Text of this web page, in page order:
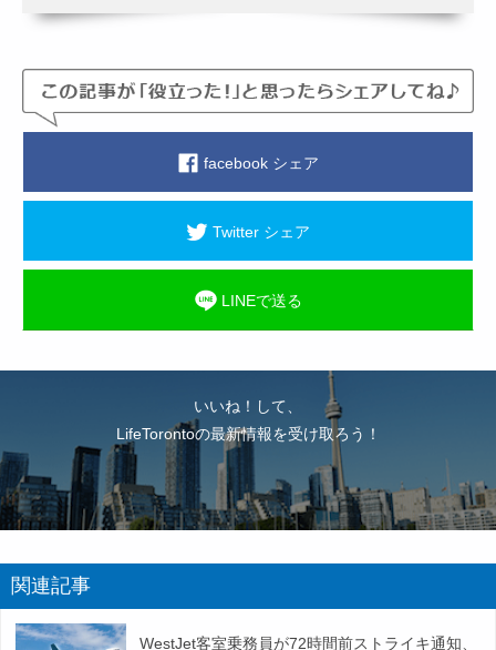
facebook シェア
Twitter シェア
LINEで送る
いいね！して、
LifeTorontoの最新情報を受け取ろう！
関連記事
WestJet客室乗務員が72時間前ストライキ通知、